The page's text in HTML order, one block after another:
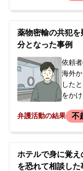
話で
外で
然の
果、
た。
薬物密輸の共犯
分となった事例
依頼
海外
した
をか
と供
国す
た。
弁護活動の結果 不
ホテルで身に覚
を恐れて相談した